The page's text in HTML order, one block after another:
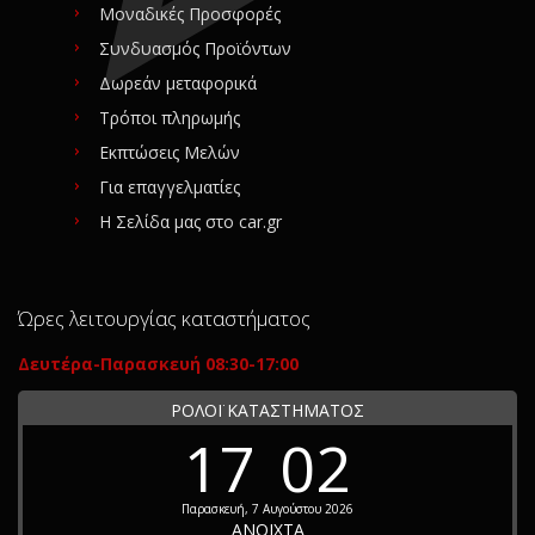
Μοναδικές Προσφορές
Συνδυασμός Προϊόντων
Δωρεάν μεταφορικά
Τρόποι πληρωμής
Εκπτώσεις Μελών
Για επαγγελματίες
Η Σελίδα μας στο car.gr
Ώρες λειτουργίας καταστήματος
Δευτέρα-Παρασκευή 08:30-17:00
ΡΟΛΟΪ ΚΑΤΑΣΤΗΜΑΤΟΣ
17 02
Παρασκευή, 7 Αυγούστου 2026
ΑΝΟΙΧΤΑ